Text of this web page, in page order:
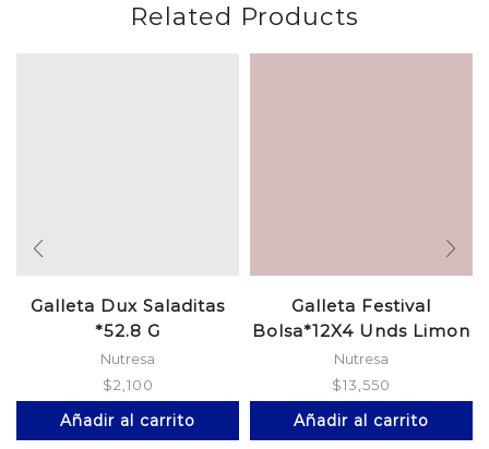
Related Products
Galleta Dux Saladitas
*52.8 G
Nutresa
$2,100
Añadir al carrito
Galleta Festival
Bolsa*12X4 Unds Limon
Nutresa
$13,550
Añadir al carrito